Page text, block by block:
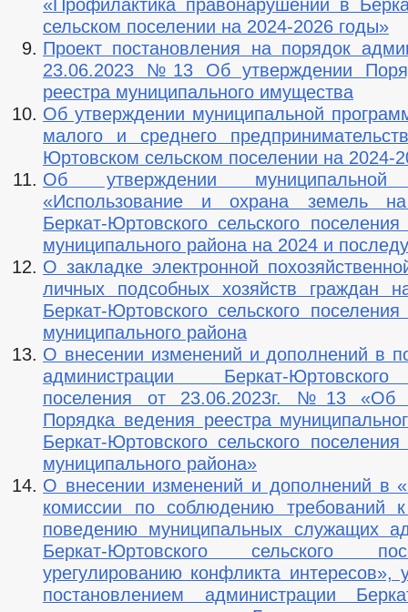
«Профилактика правонарушений в
сельском поселении на 2024-2026 годы»
Проект постановления на порядок
23.06.2023 №13 Об утверждении
реестра муниципального имущества
Об утверждении муниципальной
малого и среднего
Юртовском сельском поселении на 2024-
Об утверждении муниципальной
«Использование и охрана земель на
Беркат-Юртовского сельского поселения
муниципального района на 2024 и
О закладке электронной
личных подсобных хозяйств граждан
Беркат-Юртовского сельского поселения
муниципального района
О внесении изменений и дополнений в
администрации Беркат-
поселения от 23.06.2023г. №13 «Об
Порядка ведения реестра
Беркат-Юртовского сельского поселения
муниципального района»
О внесении изменений и дополнений в
комиссии по соблюдению требований
поведению муниципальных служащих
Беркат-Юртовского сельского
урегулированию конфликта интересов»,
постановлением администрации